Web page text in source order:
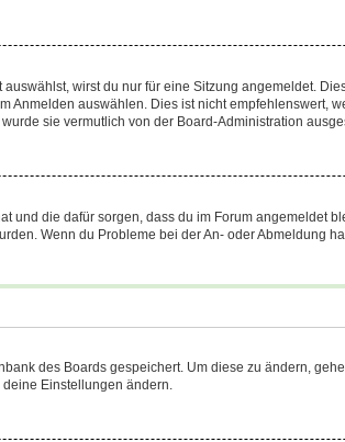
wirst du nur für eine Sitzung angemeldet.
Anmelden auswählen. Dies ist nicht empfehlenswert,
sie vermutlich von der Board-Administration
und die dafür sorgen, dass du im Forum angemeldet
Wenn du Probleme bei der An- oder Abmeldung
des Boards gespeichert. Um diese zu ändern,
Einstellungen ändern.